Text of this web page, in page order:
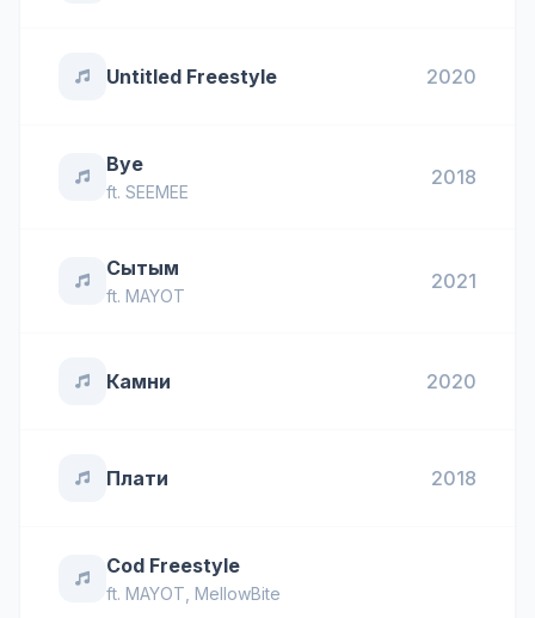
Untitled Freestyle 2020
Bye
ft. SEEMEE
2018
Сытым
ft. MAYOT
2021
Камни 2020
Плати 2018
Cod Freestyle
ft. MAYOT MellowBite